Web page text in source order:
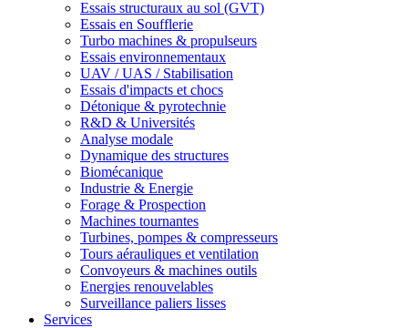
Essais structuraux au sol (GVT)
Essais en Soufflerie
Turbo machines & propulseurs
Essais environnementaux
UAV / UAS / Stabilisation
Essais d'impacts et chocs
Détonique & pyrotechnie
R&D & Universités
Analyse modale
Dynamique des structures
Biomécanique
Industrie & Energie
Forage & Prospection
Machines tournantes
Turbines, pompes & compresseurs
Tours aérauliques et ventilation
Convoyeurs & machines outils
Energies renouvelables
Surveillance paliers lisses
Services